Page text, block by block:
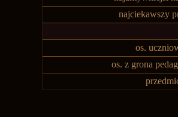
najciekawszy
os.
os. z grona